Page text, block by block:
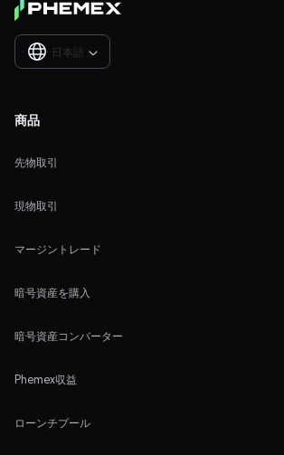
日本語 
商品
先物取引
現物取引
マージントレード
暗号資産を購入
暗号資産コンバーター
Phemex収益
ローンチプール